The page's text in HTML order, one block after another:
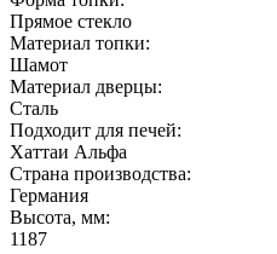
Прямое стекло
Материал топки:
Шамот
Материал дверцы:
Сталь
Подходит для печей:
Хаттаи Альфа
Страна производства:
Германия
Высота, мм:
1187